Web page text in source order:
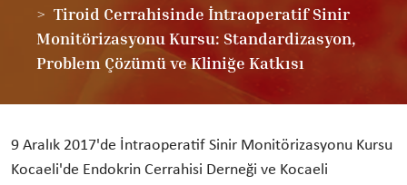
Tiroid Cerrahisinde İntraoperatif Sinir
Monitörizasyonu Kursu: Standardizasyon,
Problem Çözümü ve Kliniğe Katkısı
9 Aralık 2017'de İntraoperatif Sinir Monitörizasyonu Kursu
Kocaeli'de Endokrin Cerrahisi Derneği ve Kocaeli